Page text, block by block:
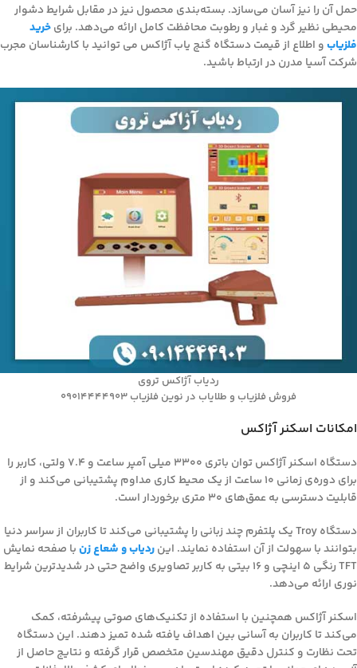
حمل آن را نیز آسان می‌سازد. بسته‌بندی محصول نیز در مقابل شرایط دشوار
محیطی نظیر گرد و غبار و رطوبت محافظت کامل ارائه می‌دهد. برایخرید
فلزیابو اطلاع از قیمت دستگاه گنج یاب آژاکس می توانید با کارشناسان مجرب
شرکت آسیا مدرن در ارتباط باشید.
ردیاب آژاکس تروی
فروش فلزیاب و طلایاب در نوین فلزیاب 09014444903
امکانات اسکنر آژاکس
دستگاه اسکنر آژاکس توان باتری 3300 میلی آمپر ساعت و 7.4 ولتی، کاربر را
برای دوره‌ی زمانی 10 ساعت از یک محیط کاری مداوم پشتیبانی می‌کند و از
قابلیت دسترسی به عمق‌های 30 متری برخوردار است.
دستگاه Troy یک پلتفرم چند زبانی را پشتیبانی می‌کند تا کاربران از سراسر دنیا
بتوانند با سهولت از آن استفاده نمایند. اینردیاب و شعاع زنبا صفحه نمایش
TFT رنگی 5 اینچی و 16 بیتی به کاربر تصاویری واضح حتی در شدیدترین شرایط
نوری ارائه می‌دهد.
اسکنر آژاکس همچنین با استفاده از تکنیک‌های صوتی پیشرفته، کمک
می‌کند تا کاربران به آسانی بین اهداف یافته شده تمیز دهند. این دستگاه
تحت نظارت و کنترل دقیق مهندسین متخصص قرار گرفته و نتایج حاصل از